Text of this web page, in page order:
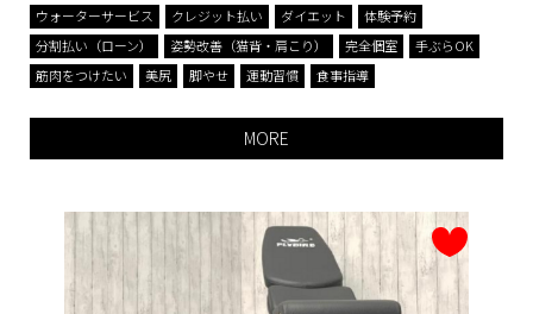
ウォーターサービス クレジット払い ダイエット
体験予約
分割払い（ローン）
姿勢改善（猫背・肩こり） 完全個室
手ぶらOK
筋肉をつけたい
美尻 脚やせ 運動習慣 食事指導
MORE